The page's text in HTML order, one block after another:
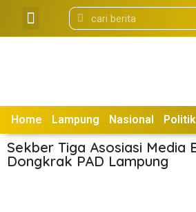
Home Lampung Nasional Politik
Sekber Tiga Asosiasi Media
Dongkrak PAD Lampung